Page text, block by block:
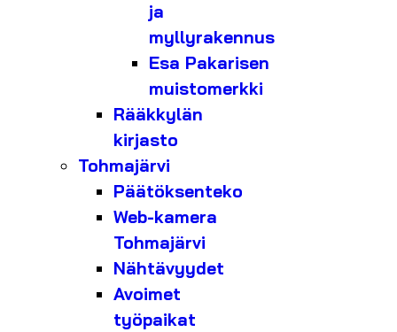
ja
myllyrakennus
Esa Pakarisen
muistomerkki
Rääkkylän
kirjasto
Tohmajärvi
Päätöksenteko
Web-kamera
Tohmajärvi
Nähtävyydet
Avoimet
työpaikat